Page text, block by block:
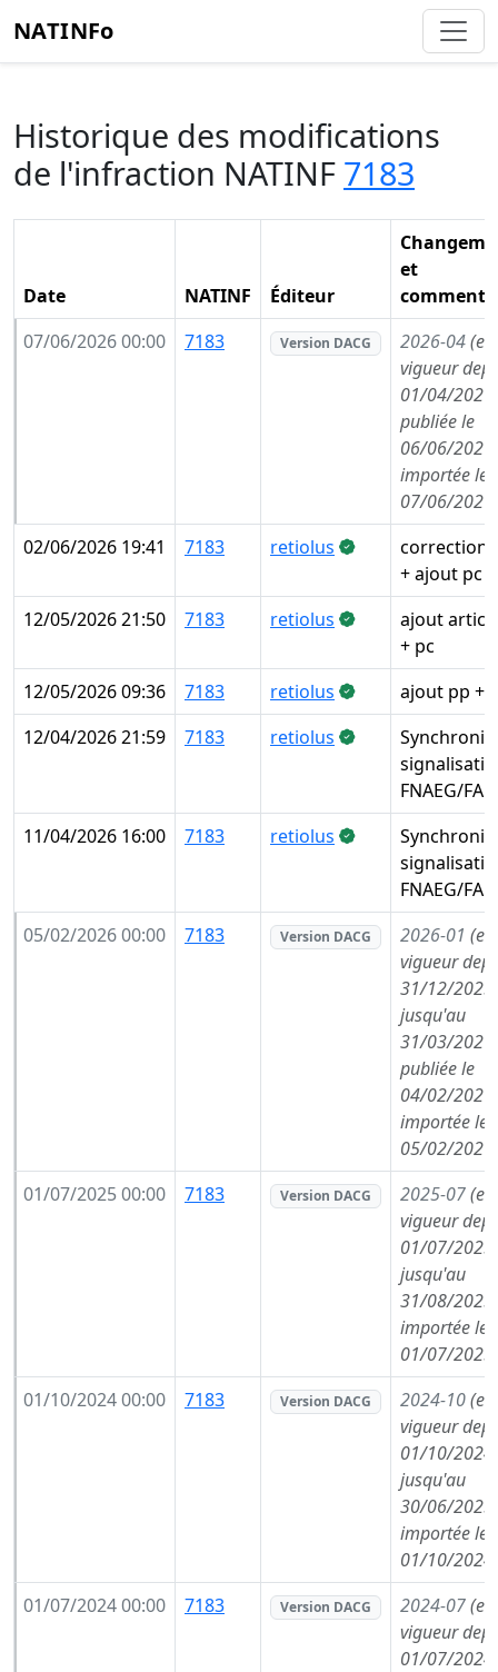
NATINFo
Historique des modifications
de l'infraction NATINF 7183
Date NATINF Éditeur
et
07/06/2026 00:00
7183 Version DACG 2026-04(en
vigueur
01/04/2026,
publiée le
06/06/2026,
importée le
07/06/2026)
02/06/2026 19:41
7183 retiolus
correction
+ ajout pc
12/05/2026 21:50
7183 retiolus
ajout
+ pc
12/05/2026 09:36
7183 retiolus
ajout pp +
12/04/2026 21:59
7183 retiolus
FNAEG/
11/04/2026 16:00
7183 retiolus
FNAEG/
05/02/2026 00:00
7183 Version DACG 2026-01 (en
vigueur
31/12/2025,
jusqu'au
31/03/2026,
publiée le
04/02/2026,
importée le
05/02/2026)
01/07/2025 00:00
7183 Version DACG 2025-07(en
vigueur
01/07/2025,
jusqu'au
31/08/2025,
importée le
01/07/2025)
01/10/2024 00:00
7183 Version DACG 2024-10(en
vigueur
01/10/2024,
jusqu'au
30/06/2025,
importée le
01/10/2024)
01/07/2024 00:00
7183 Version DACG 2024-07(en
vigueur
01/07/2024,